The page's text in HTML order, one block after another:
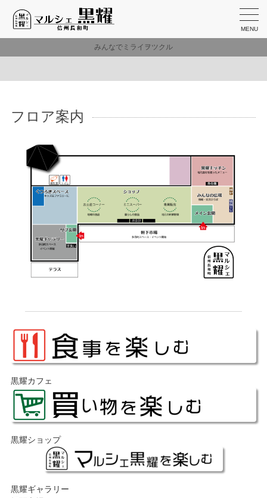
MENU
みんなでミライヲツクル
フロア案内
黒耀カフェ
黒耀ショップ
黒耀ギャラリー